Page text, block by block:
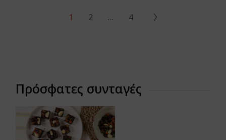
1 2 … 4
Πρόσφατες συνταγές